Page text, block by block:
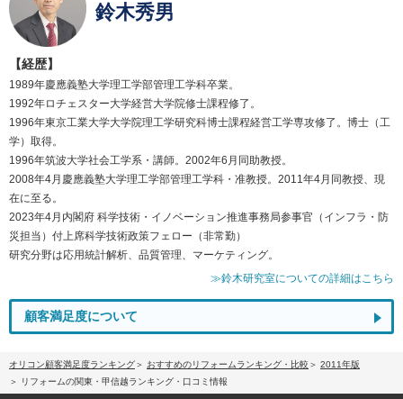
鈴木秀男
【経歴】
1989年慶應義塾大学理工学部管理工学科卒業。
1992年ロチェスター大学経営大学院修士課程修了。
1996年東京工業大学大学院理工学研究科博士課程経営工学専攻修了。博士（工
学）取得。
1996年筑波大学社会工学系・講師。2002年6月同助教授。
2008年4月慶應義塾大学理工学部管理工学科・准教授。2011年4月同教授、現
在に至る。
2023年4月内閣府 科学技術・イノベーション推進事務局参事官（インフラ・防
災担当）付上席科学技術政策フェロー（非常勤）
研究分野は応用統計解析、品質管理、マーケティング。
≫鈴木研究室についての詳細はこちら
顧客満足度について
オリコン顧客満足度ランキング おすすめのリフォームランキング・比較
2011年版
リフォームの関東・甲信越ランキング・口コミ情報